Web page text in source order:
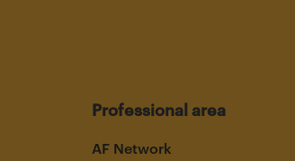
Professional area
AF Network